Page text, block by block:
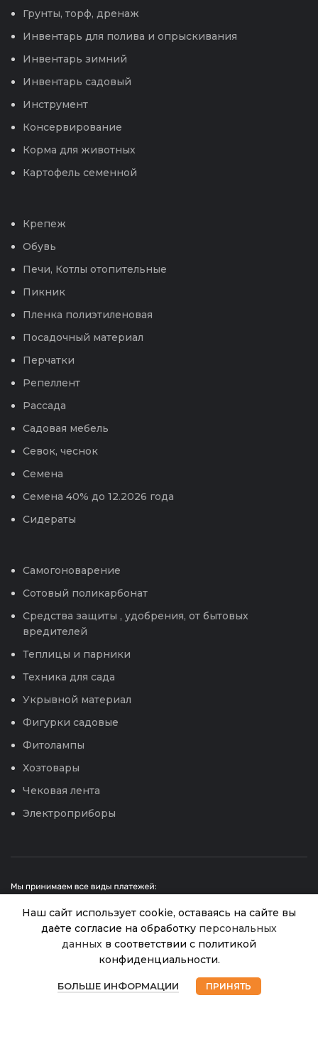
Грунты, торф, дренаж
Инвентарь для полива и опрыскивания
Инвентарь зимний
Инвентарь садовый
Инструмент
Консервирование
Корма для животных
Картофель семенной
Крепеж
Обувь
Печи, Котлы отопительные
Пикник
Пленка полиэтиленовая
Посадочный материал
Перчатки
Репеллент
Рассада
Садовая мебель
Севок, чеснок
Семена
Семена 40% до 12.2026 года
Сидераты
Самогоноварение
Сотовый поликарбонат
Средства защиты , удобрения, от бытовых
вредителей
Теплицы и парники
Техника для сада
Укрывной материал
Фигурки садовые
Фитолампы
Хозтовары
Чековая лента
Электроприборы
Интернет магазин Успех. ИП Хрипунов Сергей
ИНН 420800180243 / ОГРНИП 304420530300327
Все права защищены.Персональные данные.
Наш сайт использует cookie, оставаясь на сайте вы
даёте согласие на обработку персональных
данных в соответствии с политикой
конфиденциальности.
БОЛЬШЕ ИНФОРМАЦИИ ПРИНЯТЬ
Кабачок
(УД)
40.00₽
наличии
Магазин Избранное Корзина Мой аккаунт